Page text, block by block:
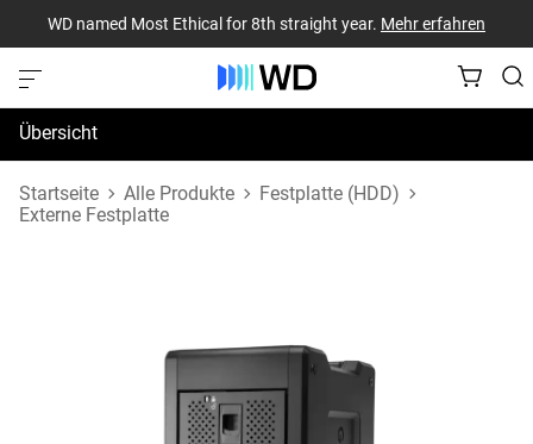
WD named Most Ethical for 8th straight year. Mehr erfahren
Übersicht
Technische Daten
Startseite Alle Produkte
Festplatte (HDD)
Externe Festplatte